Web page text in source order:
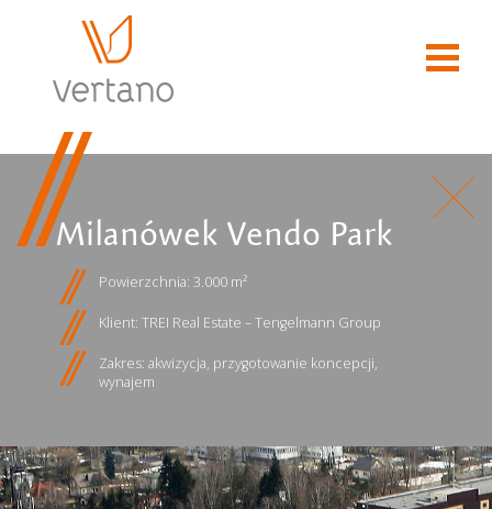
Milanówek Vendo Park
Powierzchnia: 3.000 m²
Klient: TREI Real Estate – Tengelmann Group
Zakres: akwizycja, przygotowanie koncepcji,
wynajem